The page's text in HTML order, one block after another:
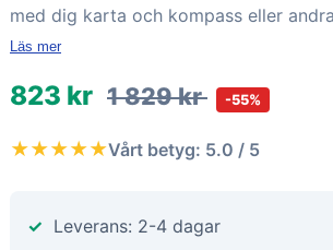
med dig karta och kompass eller
Läs mer
823 kr 1 829 kr -55%
★★★★★Vårt betyg: 5.0 / 5
Leverans: 2-4 dagar